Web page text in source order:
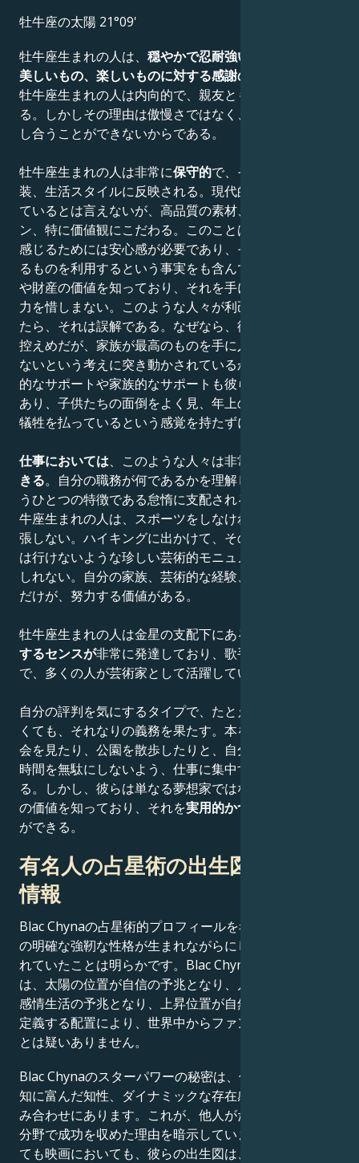
牡牛座の太陽 21°09'
牡牛座生まれの人は、 穏やかで忍耐強い性格で
美しいもの、楽しいものに対する感謝の
牡牛座生まれの人は内向的で、親友とも距離を置きたが
る。しかしその理由は傲慢さではなく、誰かと問題を話
し合うことができないからである。
牡牛座生まれの人は非常に保守的で、それは行動や服
装、生活スタイルに反映される。現代的なものに反対し
ているとは言えないが、高品質の素材、完璧なデザイ
ン、特に価値観にこだわる。このことは、彼らが幸福を
感じるためには安心感が必要であり、そのためにあらゆ
るものを利用するという事実をも含んでいる。彼らは物
や財産の価値を知っており、それを手に入れるために努
力を惜しまない。このような人々が利己的に見えるとし
たら、それは誤解である。なぜなら、彼ら自身は非常に
控えめだが、家族が最高のものを手に入れなければなら
ないという考えに突き動かされているからである。感情
的なサポートや家族的なサポートも彼らにとって重要で
あり、子供たちの面倒をよく見、年上の家族に対しても
犠牲を払っているという感覚を持たずに気を配る。
仕事においては、このような人々は非常に
きる。自分の職務が何であるかを理解しているため、も
うひとつの特徴である怠惰に支配されることはない。牡
牛座生まれの人は、スポーツをしなければならないと主
張しない。ハイキングに出かけて、その先に他の方法で
は行けないような珍しい芸術的モニュメントがあるかも
しれない。自分の家族、芸術的な経験、おいしい食べ物
だけが、努力する価値がある。
牡牛座生まれの人は金星の支配下にあるため、
するセンスが非常に発達しており、歌手から建築家ま
で、多くの人が芸術家として活躍している。
自分の評判を気にするタイプで、たとえ仕事が楽しくな
くても、それなりの義務を果たす。本を読んだり、展覧
会を見たり、公園を散歩したりと、自分にとって必要な
時間を無駄にしないよう、仕事に集中することができ
る。しかし、彼らは単なる夢想家ではない。彼らはお金
の価値を知っており、それを実用的かつ慎重に
ができる。
有名人の占星術の出生図に関する
情報
Blac Chynaの占星術的プロフィールを考慮すると、そ
の明確な強靭な性格が生まれながらにして栄光を約束さ
れていたことは明らかです。Blac Chynaのスター性
は、太陽の位置が自信の予兆となり、月の位置が豊かな
感情生活の予兆となり、上昇位置が自然なカリスマ性を
定義する配置により、世界中からファンを引き寄せるこ
とは疑いありません。
Blac Chynaのスターパワーの秘密は、偉大な性格、機
知に富んだ知性、ダイナミックな存在感を示す天体の組
み合わせにあります。これが、他人がただ夢見るだけの
分野で成功を収めた理由を暗示しています。人生におい
ても映画においても、彼らの出生図は、水星、金星、火